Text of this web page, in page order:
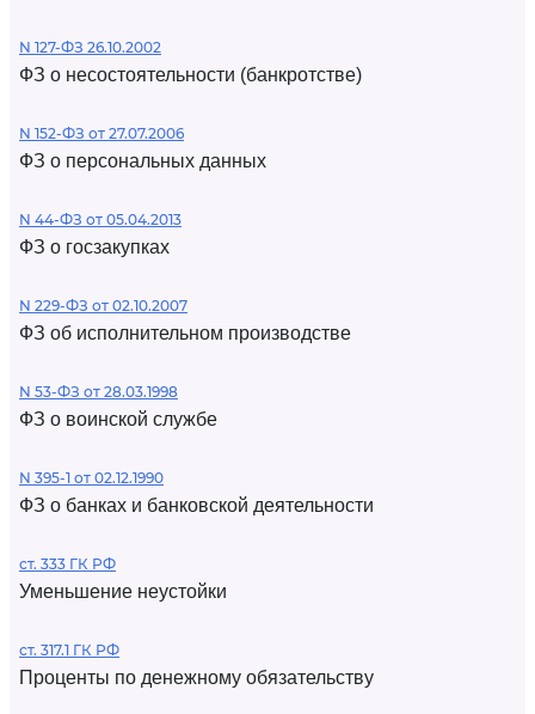
N 127-ФЗ 26.10.2002
ФЗ о несостоятельности (банкротстве)
N 152-ФЗ от 27.07.2006
ФЗ о персональных данных
N 44-ФЗ от 05.04.2013
ФЗ о госзакупках
N 229-ФЗ от 02.10.2007
ФЗ об исполнительном производстве
N 53-ФЗ от 28.03.1998
ФЗ о воинской службе
N 395-1 от 02.12.1990
ФЗ о банках и банковской деятельности
ст. 333 ГК РФ
Уменьшение неустойки
ст. 317.1 ГК РФ
Проценты по денежному обязательству